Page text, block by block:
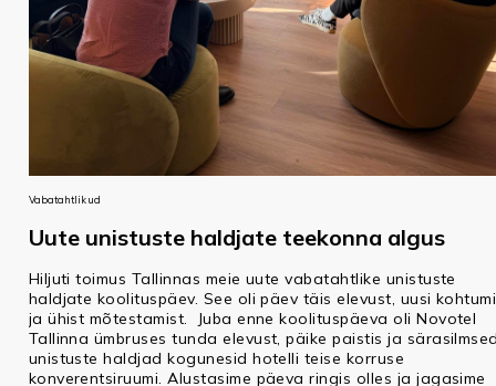
Vabatahtlikud
Uute unistuste haldjate teekonna algus
Hiljuti toimus Tallinnas meie uute vabatahtlike unistuste
haldjate koolituspäev. See oli päev täis elevust, uusi
ja ühist mõtestamist. Juba enne koolituspäeva oli Novotel
Tallinna ümbruses tunda elevust, päike paistis ja
unistuste haldjad kogunesid hotelli teise korruse
konverentsiruumi. Alustasime päeva ringis olles ja jagasime